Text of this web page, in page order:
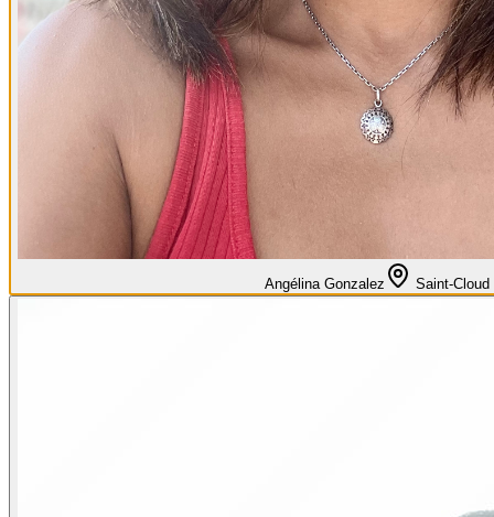
Angélina Gonzalez Saint-Cloud